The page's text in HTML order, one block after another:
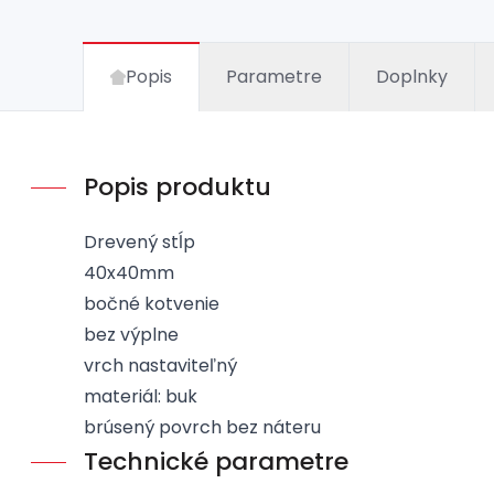
Popis Parametre Doplnky
Popis produktu
Drevený stĺp
40x40mm
bočné kotvenie
bez výplne
vrch nastaviteľný
materiál: buk
brúsený povrch bez náteru
Technické parametre